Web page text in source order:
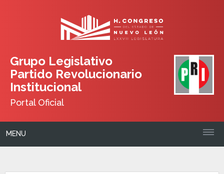
Grupo Legislativo
Partido Revolucionario
Institucional
Portal Oficial
MENU